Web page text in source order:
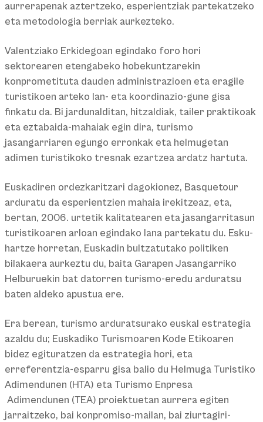
aurrerapenak aztertzeko, esperientziak partekatzeko
eta metodologia berriak aurkezteko.
Valentziako Erkidegoan egindako foro hori
sektorearen etengabeko hobekuntzarekin
konprometituta dauden administrazioen eta eragile
turistikoen arteko lan- eta koordinazio-gune gisa
finkatu da. Bi jardunalditan, hitzaldiak, tailer praktikoak
eta eztabaida-mahaiak egin dira, turismo
jasangarriaren egungo erronkak eta helmugetan
adimen turistikoko tresnak ezartzea ardatz hartuta.
Euskadiren ordezkaritzari dagokionez, Basquetour
arduratu da esperientzien mahaia irekitzeaz, eta,
bertan, 2006. urtetik kalitatearen eta jasangarritasun
turistikoaren arloan egindako lana partekatu du. Esku-
hartze horretan, Euskadin bultzatutako politiken
bilakaera aurkeztu du, baita Garapen Jasangarriko
Helburuekin bat datorren turismo-eredu arduratsu
baten aldeko apustua ere.
Era berean, turismo arduratsurako euskal estrategia
azaldu du; Euskadiko Turismoaren Kode Etikoaren
bidez egituratzen da estrategia hori, eta
erreferentzia-esparru gisa balio du Helmuga Turistiko
Adimendunen (HTA) eta Turismo Enpresa
Adimendunen (TEA) proiektuetan aurrera egiten
jarraitzeko, bai konpromiso-mailan, bai ziurtagiri-